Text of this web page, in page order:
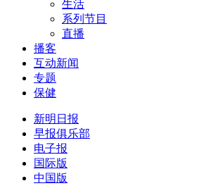
生活
系列节目
直播
播客
互动新闻
专题
保健
新明日报
早报俱乐部
电子报
国际版
中国版